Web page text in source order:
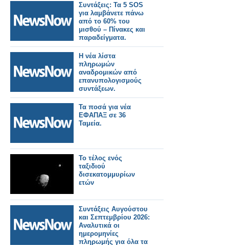
Συντάξεις: Τα 5 SOS
για λαμβάνετε πάνω
από το 60% του
μισθού – Πίνακες και
παραδείγματα.
Η νέα λίστα
πληρωμών
αναδρομικών από
επανυπολογισμούς
συντάξεων.
Τα ποσά για νέα
ΕΦΑΠΑΞ σε 36
Ταμεία.
Το τέλος ενός
ταξιδιού
δισεκατομμυρίων
ετών
Συντάξεις Αυγούστου
και Σεπτεμβρίου 2026:
Αναλυτικά οι
ημερομηνίες
πληρωμής για όλα τα